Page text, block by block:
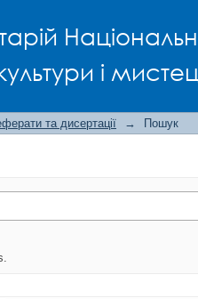
і
та дисертації → Пошук